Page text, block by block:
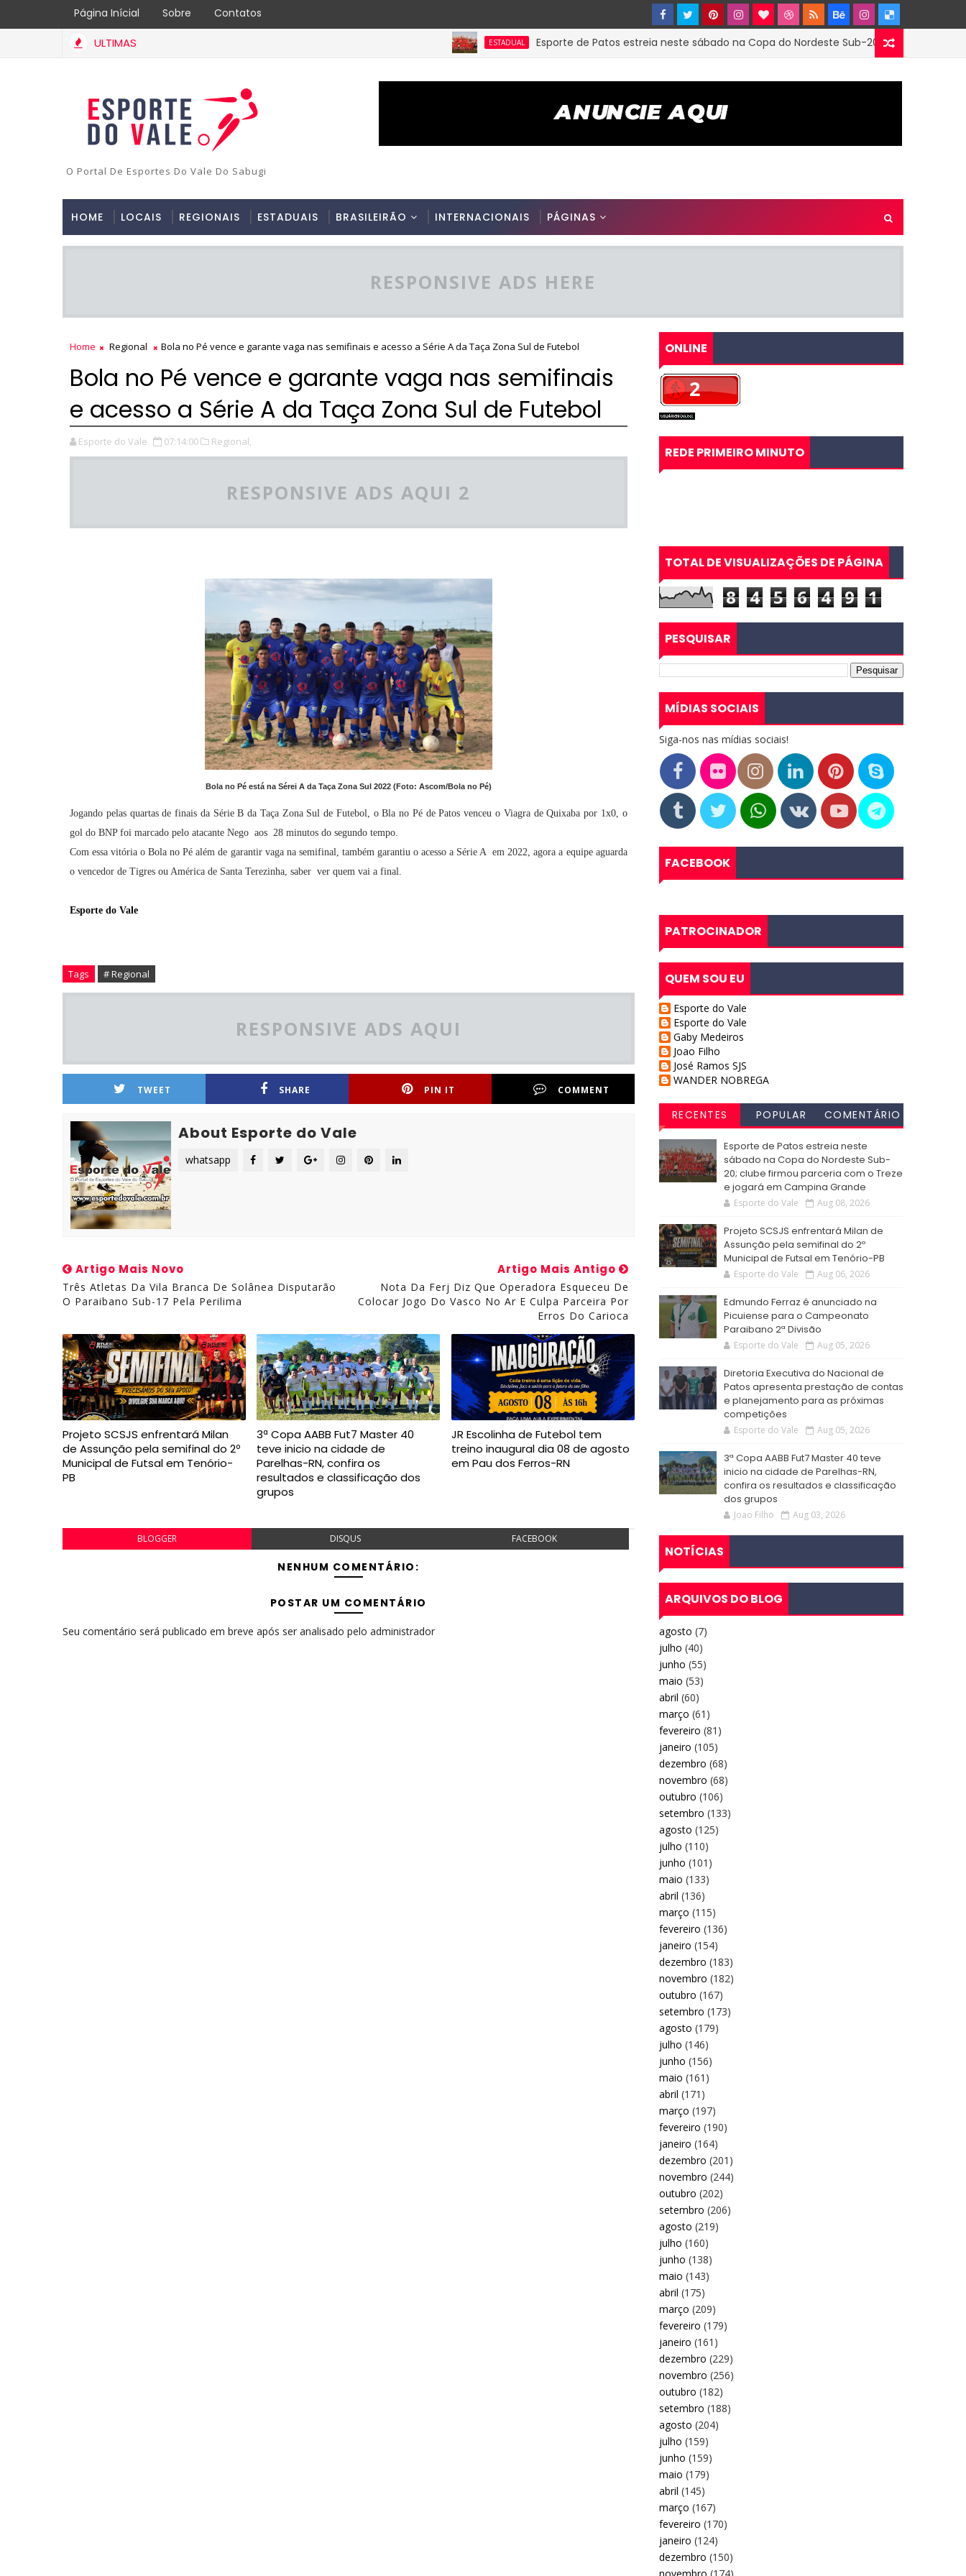
Página Inícial Sobre Contatos
ULTIMAS ESTADUAL Esporte de Patos estreia neste sábado na Copa do Nordeste Sub-20; clube firmou
O Portal De Esportes Do Vale Do Sabugi
HOME LOCAIS REGIONAIS ESTADUAIS BRASILEIRÃO INTERNACIONAIS PÁGINAS
RESPONSIVE ADS HERE
Home Regional Bola no Pé vence e garante vaga nas semifinais e acesso a Série A da Taça Zona Sul de Futebol
Bola no Pé vence e garante vaga nas semifinais
e acesso a Série A da Taça Zona Sul de Futebol
Esporte do Vale 07:14:00 Regional,
RESPONSIVE ADS AQUI 2
Bola no Pé está na Sérei A da Taça Zona Sul 2022 (Foto: Ascom/Bola no Pé)
Jogando pelas quartas de finais da Série B da Taça Zona Sul de Futebol, o Bla no Pé de Patos venceu o Viagra de Quixaba por 1x0, o
gol do BNP foi marcado pelo atacante Nego aos 28 minutos do segundo tempo.
Com essa vitória o Bola no Pé além de garantir vaga na semifinal, também garantiu o acesso a Série A em 2022, agora a equipe aguarda
o vencedor de Tigres ou América de Santa Terezinha, saber ver quem vai a final.
Esporte do Vale
Tags # Regional
RESPONSIVE ADS AQUI
TWEET SHARE PIN IT COMMENT
About Esporte do Vale
whatsapp
Artigo Mais Novo
Três Atletas Da Vila Branca De Solânea Disputarão
O Paraibano Sub-17 Pela Perilima
Artigo Mais Antigo
Nota Da Ferj Diz Que Operadora Esqueceu De
Colocar Jogo Do Vasco No Ar E Culpa Parceira Por
Erros Do Carioca
Projeto SCSJS enfrentará Milan
de Assunção pela semifinal do 2º
Municipal de Futsal em Tenório-
PB
3ª Copa AABB Fut7 Master 40
teve inicio na cidade de
Parelhas-RN, confira os
resultados e classificação dos
grupos
JR Escolinha de Futebol tem
treino inaugural dia 08 de agosto
em Pau dos Ferros-RN
BLOGGER DISQUS FACEBOOK
NENHUM COMENTÁRIO:
POSTAR UM COMENTÁRIO
Seu comentário será publicado em breve após ser analisado pelo administrador
ONLINE
REDE PRIMEIRO MINUTO
TOTAL DE VISUALIZAÇÕES DE PÁGINA
8 4 5 6 4 9 1
PESQUISAR
MÍDIAS SOCIAIS
Siga-nos nas mídias sociais!
FACEBOOK
PATROCINADOR
QUEM SOU EU
Esporte do Vale
Esporte do Vale
Gaby Medeiros
Joao Filho
José Ramos SJS
WANDER NOBREGA
RECENTES POPULAR
COMENTÁRIO
Esporte de Patos estreia neste
sábado na Copa do Nordeste Sub-
20; clube firmou parceria com o Treze
e jogará em Campina Grande
Esporte do Vale Aug 08, 2026
Projeto SCSJS enfrentará Milan de
Assunção pela semifinal do 2º
Municipal de Futsal em Tenório-PB
Esporte do Vale Aug 06, 2026
Edmundo Ferraz é anunciado na
Picuiense para o Campeonato
Paraibano 2ª Divisão
Esporte do Vale Aug 05, 2026
Diretoria Executiva do Nacional de
Patos apresenta prestação de contas
e planejamento para as próximas
competições
Esporte do Vale Aug 05, 2026
3ª Copa AABB Fut7 Master 40 teve
inicio na cidade de Parelhas-RN,
confira os resultados e classificação
dos grupos
Joao Filho Aug 03, 2026
NOTÍCIAS
ARQUIVOS DO BLOG
agosto (7)
julho (40)
junho (55)
maio (53)
abril (60)
março (61)
fevereiro (81)
janeiro (105)
dezembro (68)
novembro (68)
outubro (106)
setembro (133)
agosto (125)
julho (110)
junho (101)
maio (133)
abril (136)
março (115)
fevereiro (136)
janeiro (154)
dezembro (183)
novembro (182)
outubro (167)
setembro (173)
agosto (179)
julho (146)
junho (156)
maio (161)
abril (171)
março (197)
fevereiro (190)
janeiro (164)
dezembro (201)
novembro (244)
outubro (202)
setembro (206)
agosto (219)
julho (160)
junho (138)
maio (143)
abril (175)
março (209)
fevereiro (179)
janeiro (161)
dezembro (229)
novembro (256)
outubro (182)
setembro (188)
agosto (204)
julho (159)
junho (159)
maio (179)
abril (145)
março (167)
fevereiro (170)
janeiro (124)
dezembro (150)
novembro (174)